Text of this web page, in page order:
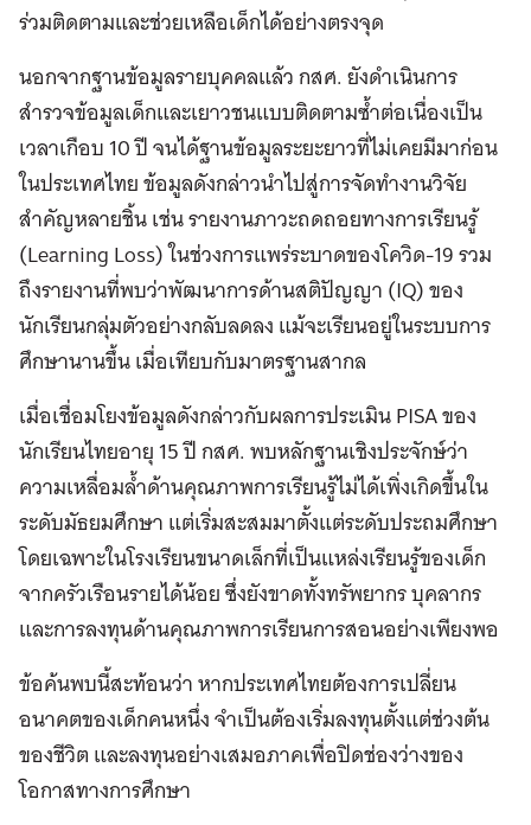
ร่วมติดตามและช่วยเหลือเด็กได้อย่างตรงจุด
นอกจากฐานข้อมูลรายบุคคลแล้ว กสศ. ยังดำเนินการ
สำรวจข้อมูลเด็กและเยาวชนแบบติดตามซ้ำต่อเนื่องเป็น
เวลาเกือบ 10 ปี จนได้ฐานข้อมูลระยะยาวที่ไม่เคยมีมาก่อน
ในประเทศไทย ข้อมูลดังกล่าวนำไปสู่การจัดทำงานวิจัย
สำคัญหลายชิ้น เช่น รายงานภาวะถดถอยทางการเรียนรู้
(Learning Loss) ในช่วงการแพร่ระบาดของโควิด-19 รวม
ถึงรายงานที่พบว่าพัฒนาการด้านสติปัญญา (IQ) ของ
นักเรียนกลุ่มตัวอย่างกลับลดลง แม้จะเรียนอยู่ในระบบการ
ศึกษานานขึ้น เมื่อเทียบกับมาตรฐานสากล
เมื่อเชื่อมโยงข้อมูลดังกล่าวกับผลการประเมิน PISA ของ
นักเรียนไทยอายุ 15 ปี กสศ. พบหลักฐานเชิงประจักษ์ว่า
ความเหลื่อมล้ำด้านคุณภาพการเรียนรู้ไม่ได้เพิ่งเกิดขึ้นใน
ระดับมัธยมศึกษา แต่เริ่มสะสมมาตั้งแต่ระดับประถมศึกษา
โดยเฉพาะในโรงเรียนขนาดเล็กที่เป็นแหล่งเรียนรู้ของเด็ก
จากครัวเรือนรายได้น้อย ซึ่งยังขาดทั้งทรัพยากร บุคลากร
และการลงทุนด้านคุณภาพการเรียนการสอนอย่างเพียงพอ
ข้อค้นพบนี้สะท้อนว่า หากประเทศไทยต้องการเปลี่ยน
อนาคตของเด็กคนหนึ่ง จำเป็นต้องเริ่มลงทุนตั้งแต่ช่วงต้น
ของชีวิต และลงทุนอย่างเสมอภาคเพื่อปิดช่องว่างของ
โอกาสทางการศึกษา